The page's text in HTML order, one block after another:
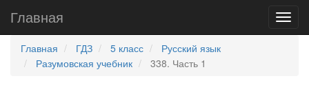
Главная
Главная ГДЗ 5 класс
Русский язык
Разумовская учебник
338. Часть 1